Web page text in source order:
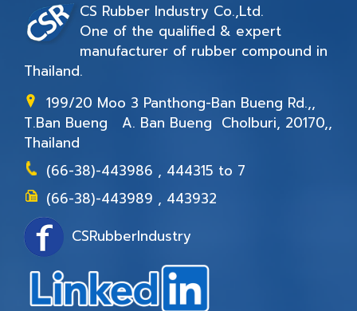
CS Rubber Industry Co.,Ltd.
One of the qualified & expert
manufacturer of rubber compound in
Thailand.
199/20 Moo 3 Panthong-Ban Bueng Rd.,,
T.Ban Bueng A. Ban Bueng Cholburi, 20170,,
Thailand
(66-38)-443986 , 444315 to 7
(66-38)-443989 , 443932
CSRubberIndustry